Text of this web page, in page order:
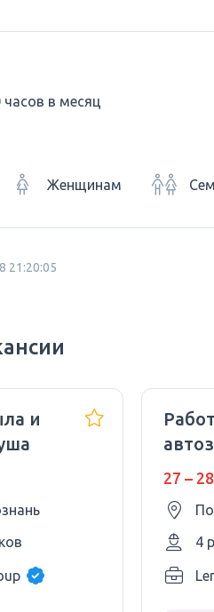
в месяц
Женщинам
21:20:05
и
27 –
4